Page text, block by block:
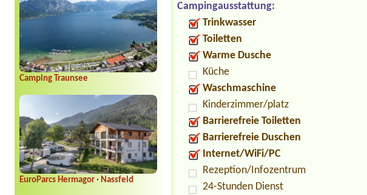
Camping Traunsee
EuroParcs Hermagor · Nassfeld
Campingausstattung:
Trinkwasser
Toiletten
Warme Dusche
Küche
Waschmaschine
Kinderzimmer/platz
Barrierefreie Toiletten
Barrierefreie Duschen
Internet/WiFi/PC
Rezeption/Infozentrum
24-Stunden Dienst